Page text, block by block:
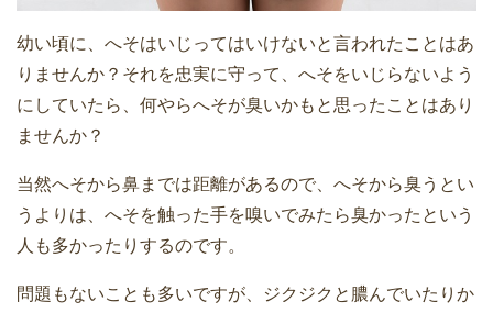
幼い頃に、へそはいじってはいけないと言われたことはあ
りませんか？それを忠実に守って、へそをいじらないよう
にしていたら、何やらへそが臭いかもと思ったことはあり
ませんか？
当然へそから鼻までは距離があるので、へそから臭うとい
うよりは、へそを触った手を嗅いでみたら臭かったという
人も多かったりするのです。
問題もないことも多いですが、ジクジクと膿んでいたりか